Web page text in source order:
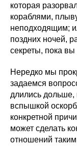
которая
кораблями,
неподходящим;
поздних ночей,
секреты, пока вы
Нередко мы
задаемся
длились дольше,
вспышкой
конкретной
может сделать
отношений